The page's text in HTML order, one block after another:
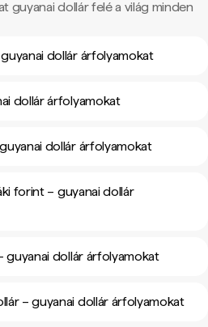
guyanai dollár felé a világ minden
dollár árfolyamokat
dollár árfolyamokat
dollár árfolyamokat
forint – guyanai dollár
guyanai dollár árfolyamokat
– guyanai dollár árfolyamokat